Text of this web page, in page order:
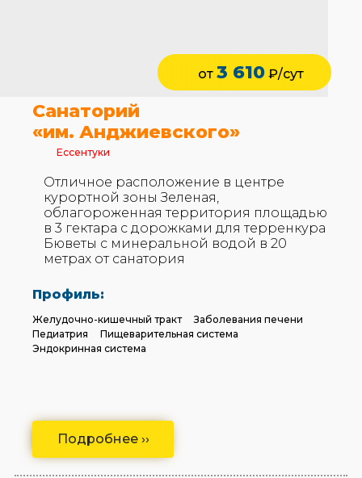
Подробнее ››
Санаторий
«им. Анджиевского»
Ессентуки
Отличное расположение в центре
курортной зоны Зеленая,
облагороженная территория площадью
в 3 гектара с дорожками для терренкура
Бюветы с минеральной водой в 20
метрах от санатория
Профиль:
Желудочно-кишечный тракт
Заболевания печени
Педиатрия
Пищеварительная система
Эндокринная система
от 3 610₽/сут